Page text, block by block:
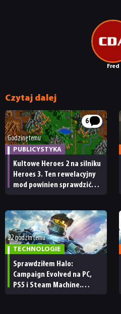
Fred
Czytaj dalej
6
Godzinę temu
PUBLICYSTYKA
Kultowe Heroes 2 na silniku
Heroes 3. Ten rewelacyjny
mod powinien sprawdzić
22 godzin temu
TECHNOLOGIE
Sprawdziłem Halo:
Campaign Evolved na PC,
PS5 i Steam Machine.